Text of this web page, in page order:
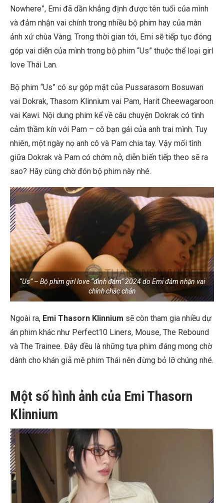
Nowhere”, Emi đã dần khẳng định được tên tuổi của mình
và đảm nhận vai chính trong nhiều bộ phim hay của màn
ảnh xứ chùa Vàng. Trong thời gian tới, Emi sẽ tiếp tục đóng
góp vai diễn của mình trong bộ phim “Us” thuộc thể loại girl
love Thái Lan.
Bộ phim “Us” có sự góp mặt của Pussarasorn Bosuwan
vai Dokrak, Thasorn Klinnium vai Pam, Harit Cheewagaroon
vai Kawi. Nội dung phim kể về câu chuyện Dokrak có tình
cảm thầm kín với Pam – cô bạn gái của anh trai mình. Tuy
nhiên, một ngày nọ anh cô và Pam chia tay. Vậy mối tình
giữa Dokrak và Pam có chớm nở, diễn biến tiếp theo sẽ ra
sao? Hãy cùng chờ đón bộ phim này nhé.
“Us” – Bộ phim girl love “đình đám” 2024 do Emi đảm nhận vai
chính chắc chắn
Ngoài ra, Emi Thasorn Klinnium sẽ còn tham gia nhiều dự
án phim khác như Perfect10 Liners, Mouse, The Rebound
và The Trainee. Đây đều là những tựa phim đáng mong chờ
dành cho khán giả mê phim Thái nên đừng bỏ lỡ chúng nhé.
Một số hình ảnh của Emi Thasorn
Klinnium